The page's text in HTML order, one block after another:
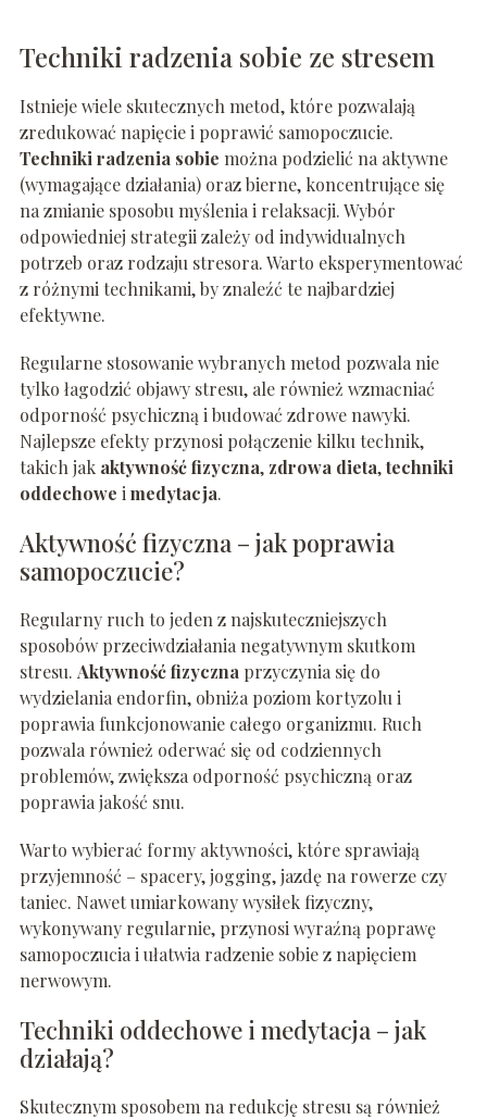
Techniki radzenia sobie ze stresem
Istnieje wiele skutecznych metod, które pozwalają
zredukować napięcie i poprawić samopoczucie.
Techniki radzenia sobie można podzielić na aktywne
(wymagające działania) oraz bierne, koncentrujące się
na zmianie sposobu myślenia i relaksacji. Wybór
odpowiedniej strategii zależy od indywidualnych
potrzeb oraz rodzaju stresora. Warto eksperymentować
z różnymi technikami, by znaleźć te najbardziej
efektywne.
Regularne stosowanie wybranych metod pozwala nie
tylko łagodzić objawy stresu, ale również wzmacniać
odporność psychiczną i budować zdrowe nawyki.
Najlepsze efekty przynosi połączenie kilku technik,
takich jak aktywność fizyczna, zdrowa dieta,techniki
oddechowe imedytacja.
Aktywność fizyczna – jak poprawia
samopoczucie?
Regularny ruch to jeden z najskuteczniejszych
sposobów przeciwdziałania negatywnym skutkom
stresu. Aktywność fizycznaprzyczynia się do
wydzielania endorfin, obniża poziom kortyzolu i
poprawia funkcjonowanie całego organizmu. Ruch
pozwala również oderwać się od codziennych
problemów, zwiększa odporność psychiczną oraz
poprawia jakość snu.
Warto wybierać formy aktywności, które sprawiają
przyjemność – spacery, jogging, jazdę na rowerze czy
taniec. Nawet umiarkowany wysiłek fizyczny,
wykonywany regularnie, przynosi wyraźną poprawę
samopoczucia i ułatwia radzenie sobie z napięciem
nerwowym.
Techniki oddechowe i medytacja – jak
działają?
Skutecznym sposobem na redukcję stresu są również